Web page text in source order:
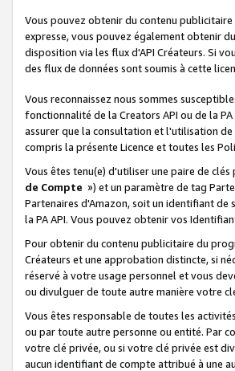
Vous pouvez obtenir du contenu
expresse, vous pouvez également obtenir
disposition via les flux d'API Créateurs. Si
des flux de données sont soumis à cette
Vous reconnaissez nous sommes
fonctionnalité de la Creators API ou de la
assurer que la consultation et l'utilisation de
compris la présente Licence et toutes les
Vous êtes tenu(e) d'utiliser une paire de
de Compte ») et un paramètre de tag
Partenaires d'Amazon, soit un identifiant de
la PA API. Vous pouvez obtenir vos
Pour obtenir du contenu publicitaire du
Créateurs et une approbation distincte, si
réservé à votre usage personnel et vous
ou divulguer de toute autre manière votre
Vous êtes responsable de toutes les
ou par toute autre personne ou entité. Par
votre clé privée, ou si votre clé privée est
aucun identifiant de compte attribué à une